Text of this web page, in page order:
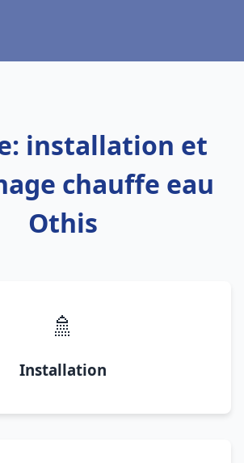
installation et
chauffe eau
Othis
🚿
Installation